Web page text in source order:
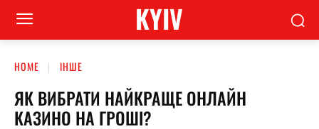
KYIV
HOME ІНШЕ
ЯК ВИБРАТИ НАЙКРАЩЕ ОНЛАЙН
КАЗИНО НА ГРОШІ?